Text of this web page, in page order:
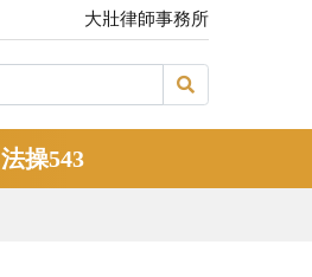
大壯律師事務所
法操543